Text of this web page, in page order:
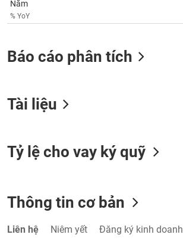
Năm
% YoY
Báo cáo phân tích
Tài liệu
Tỷ lệ cho vay ký quỹ
Thông tin cơ bản
Liên hệ Niêm yết Đăng ký kinh doanh
VỤ
TRUYỀN
ÍCH
BẤT
chứng
khoán